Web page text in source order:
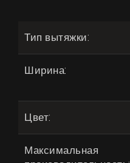
Тип вытяжки:
Ширина:
Цвет:
Максимальная